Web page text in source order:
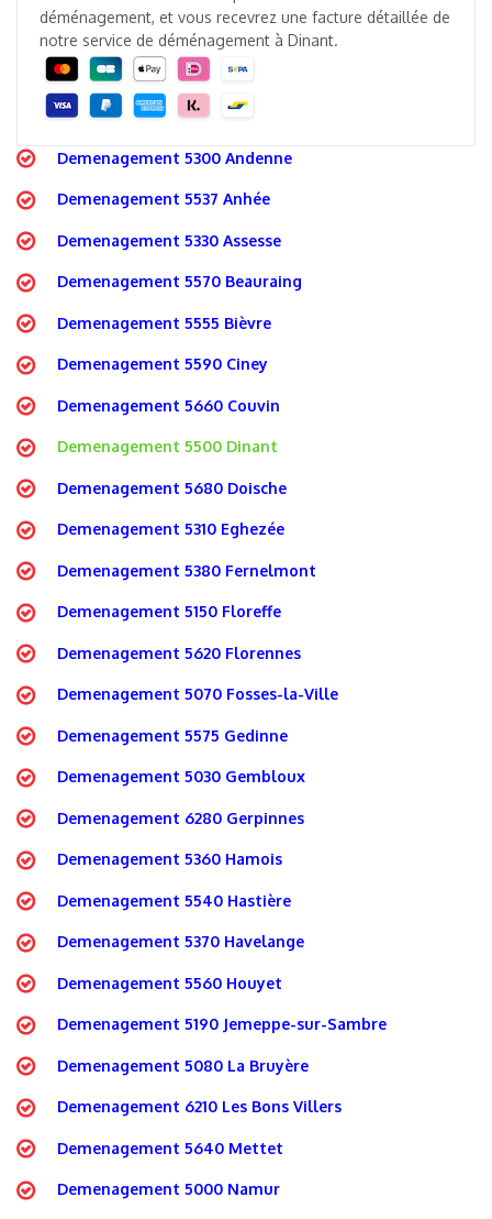
déménagement, et vous recevrez une facture détaillée de
notre service de déménagement à Dinant.
Demenagement 5300 Andenne
Demenagement 5537 Anhée
Demenagement 5330 Assesse
Demenagement 5570 Beauraing
Demenagement 5555 Bièvre
Demenagement 5590 Ciney
Demenagement 5660 Couvin
Demenagement 5500 Dinant
Demenagement 5680 Doische
Demenagement 5310 Eghezée
Demenagement 5380 Fernelmont
Demenagement 5150 Floreffe
Demenagement 5620 Florennes
Demenagement 5070 Fosses-la-Ville
Demenagement 5575 Gedinne
Demenagement 5030 Gembloux
Demenagement 6280 Gerpinnes
Demenagement 5360 Hamois
Demenagement 5540 Hastière
Demenagement 5370 Havelange
Demenagement 5560 Houyet
Demenagement 5190 Jemeppe-sur-Sambre
Demenagement 5080 La Bruyère
Demenagement 6210 Les Bons Villers
Demenagement 5640 Mettet
Demenagement 5000 Namur